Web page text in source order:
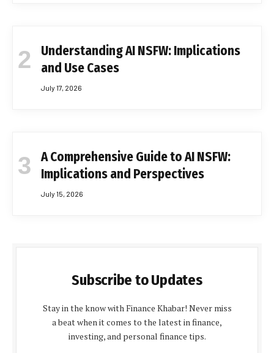
Understanding AI NSFW: Implications
and Use Cases
July 17, 2026
A Comprehensive Guide to AI NSFW:
Implications and Perspectives
July 15, 2026
Subscribe to Updates
Stay in the know with Finance Khabar! Never miss
a beat when it comes to the latest in finance,
investing, and personal finance tips.